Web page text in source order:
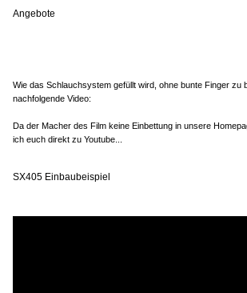
Angebote
Wie das Schlauchsystem gefüllt wird, ohne bunte Finger zu
nachfolgende Video:
Da der Macher des Film keine Einbettung in unsere
ich euch direkt zu Youtube...
SX405 Einbaubeispiel